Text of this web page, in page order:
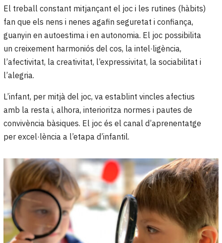
El treball constant mitjançant el joc i les rutines (hàbits)
fan que els nens i nenes agafin seguretat i confiança,
guanyin en autoestima i en autonomia. El joc possibilita
un creixement harmoniós del cos, la intel·ligència,
l’afectivitat, la creativitat, l’expressivitat, la sociabilitat i
l’alegria.
L’infant, per mitjà del joc, va establint vincles afectius
amb la resta i, alhora, interioritza normes i pautes de
convivència bàsiques. El joc és el canal d’aprenentatge
per excel·lència a l’etapa d’infantil.